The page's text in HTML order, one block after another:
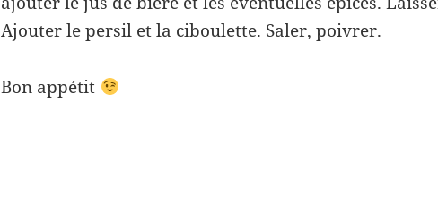
Ajouter le persil et la ciboulette. Saler, poivrer.
Bon appétit